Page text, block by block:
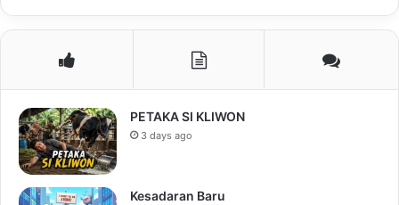
PETAKA SI KLIWON
3 days ago
Kesadaran Baru